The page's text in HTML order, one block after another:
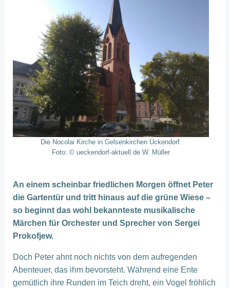
Die Nocolai Kirche in Gelsenkirchen Ückendorf.
Foto: © ueckendorf-aktuell.de W. Müller
An einem scheinbar friedlichen Morgen öffnet Peter
die Gartentür und tritt hinaus auf die grüne Wiese –
so beginnt das wohl bekannteste musikalische
Märchen für Orchester und Sprecher von Sergei
Prokofjew.
Doch Peter ahnt noch nichts von dem aufregenden
Abenteuer, das ihm bevorsteht. Während eine Ente
gemütlich ihre Runden im Teich dreht, ein Vogel fröhlich